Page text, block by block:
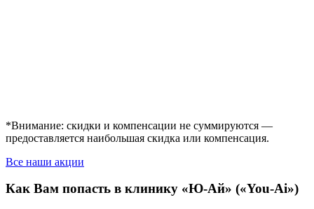
*Внимание: скидки и компенсации не суммируются —
предоставляется наибольшая скидка или компенсация.
Все наши акции
Как Вам попасть в клинику «Ю-Ай» («You-Ai»)